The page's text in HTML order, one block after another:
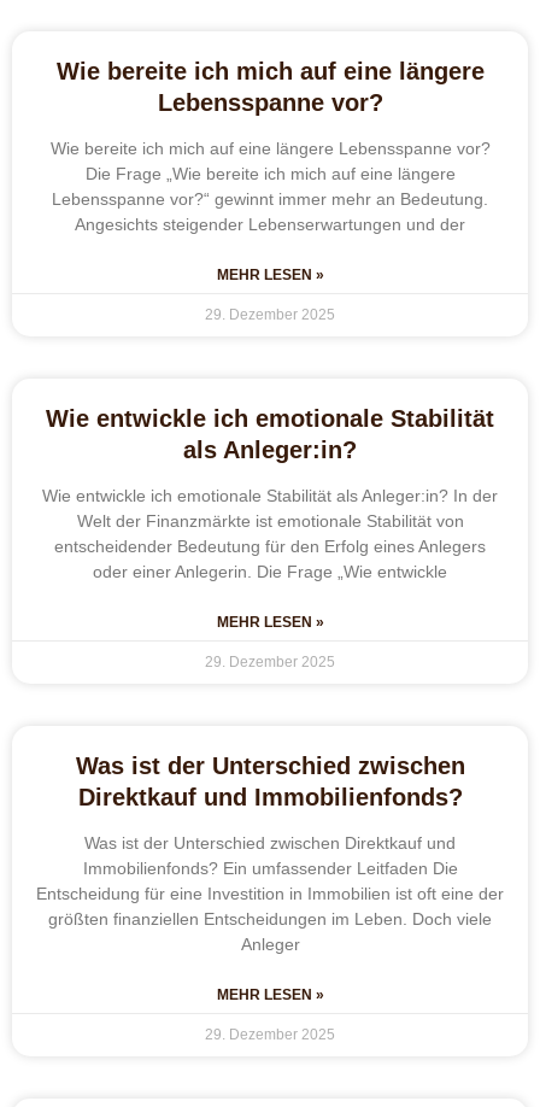
Wie bereite ich mich auf eine längere
Lebensspanne vor?
Wie bereite ich mich auf eine längere Lebensspanne vor?
Die Frage „Wie bereite ich mich auf eine längere
Lebensspanne vor?“ gewinnt immer mehr an Bedeutung.
Angesichts steigender Lebenserwartungen und der
MEHR LESEN »
29. Dezember 2025
Wie entwickle ich emotionale Stabilität
als Anleger:in?
Wie entwickle ich emotionale Stabilität als Anleger:in? In der
Welt der Finanzmärkte ist emotionale Stabilität von
entscheidender Bedeutung für den Erfolg eines Anlegers
oder einer Anlegerin. Die Frage „Wie entwickle
MEHR LESEN »
29. Dezember 2025
Was ist der Unterschied zwischen
Direktkauf und Immobilienfonds?
Was ist der Unterschied zwischen Direktkauf und
Immobilienfonds? Ein umfassender Leitfaden Die
Entscheidung für eine Investition in Immobilien ist oft eine der
größten finanziellen Entscheidungen im Leben. Doch viele
Anleger
MEHR LESEN »
29. Dezember 2025